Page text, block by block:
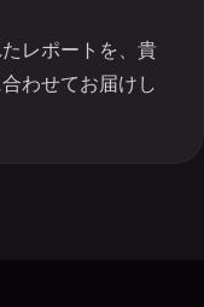
レポートを、貴
わせてお届けし